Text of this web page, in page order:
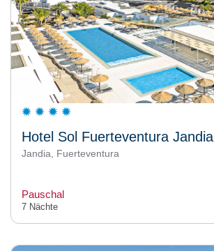
Hotel Sol Fuerteventura Jandia
Jandia, Fuerteventura
Pauschal
7 Nächte